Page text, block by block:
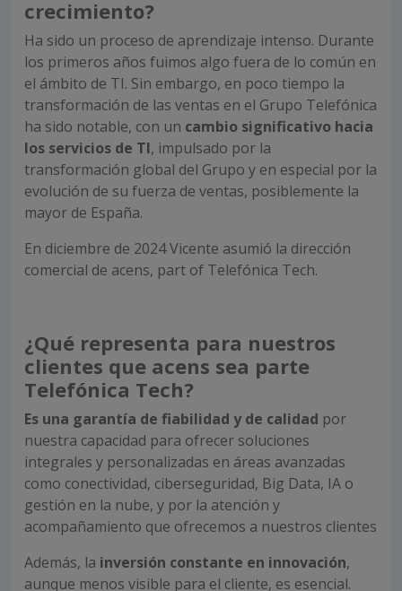
crecimiento?
Ha sido un proceso de aprendizaje intenso. Durante
los primeros años fuimos algo fuera de lo común en
el ámbito de TI. Sin embargo, en poco tiempo la
transformación de las ventas en el Grupo Telefónica
ha sido notable, con un cambio significativo hacia
los servicios de TI, impulsado por la
transformación global del Grupo y en especial por la
evolución de su fuerza de ventas, posiblemente la
mayor de España.
En diciembre de 2024 Vicente asumió la dirección
comercial de acens, part of Telefónica Tech.
¿Qué representa para nuestros
clientes que acens sea parte
Telefónica Tech?
Es una garantía de fiabilidad y de calidad por
nuestra capacidad para ofrecer soluciones
integrales y personalizadas en áreas avanzadas
como conectividad, ciberseguridad, Big Data, IA o
gestión en la nube, y por la atención y
acompañamiento que ofrecemos a nuestros clientes
Además, la inversión constante en innovación,
aunque menos visible para el cliente, es esencial.